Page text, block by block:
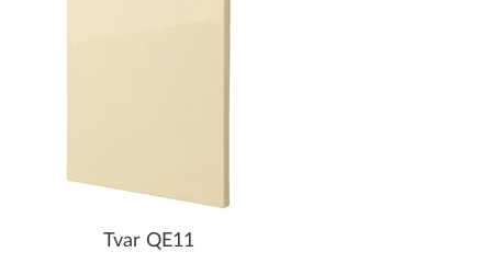
Tvar QE11